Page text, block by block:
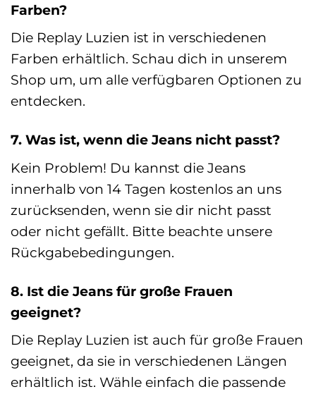
Farben?
Die Replay Luzien ist in verschiedenen
Farben erhältlich. Schau dich in unserem
Shop um, um alle verfügbaren Optionen zu
entdecken.
7. Was ist, wenn die Jeans nicht passt?
Kein Problem! Du kannst die Jeans
innerhalb von 14 Tagen kostenlos an uns
zurücksenden, wenn sie dir nicht passt
oder nicht gefällt. Bitte beachte unsere
Rückgabebedingungen.
8. Ist die Jeans für große Frauen
geeignet?
Die Replay Luzien ist auch für große Frauen
geeignet, da sie in verschiedenen Längen
erhältlich ist. Wähle einfach die passende